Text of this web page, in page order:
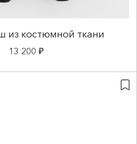
из костюмной ткани
13 200 ₽